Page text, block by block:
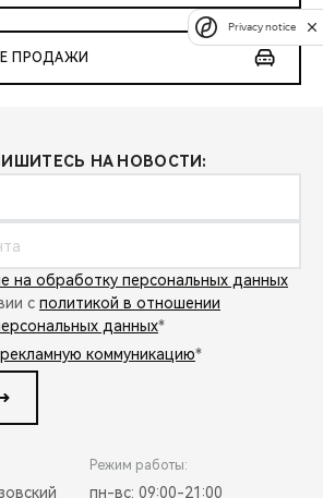
ПРОДАЖИ
НА НОВОСТИ:
на обработку персональных данных
с политикой в отношении
данных*
рекламную коммуникацию*
Режим работы:
пн-вс: 09:00-21:00
Privacy notice